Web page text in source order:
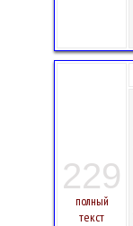
229
полный
текст